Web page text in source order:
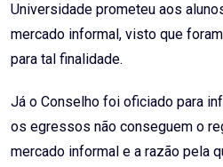
Universidade prometeu aos
mercado informal, visto que
para tal finalidade.
Já o Conselho foi oficiado para
os egressos não conseguem o
mercado informal e a razão pela